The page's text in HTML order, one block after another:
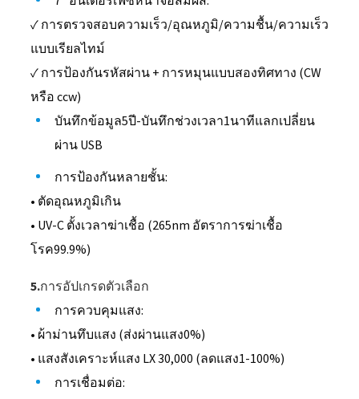
✓ การตรวจสอบความเร็ว/อุณหภูมิ/ความชื้น/ความเร็ว
แบบเรียลไทม์
✓ การป้องกันรหัสผ่าน + การหมุนแบบสองทิศทาง (CW
หรือ ccw)
บันทึกข้อมูล5ปี-บันทึกช่วงเวลา1นาทีแลกเปลี่ยน
ผ่าน USB
การป้องกันหลายชั้น:
• ตัดอุณหภูมิเกิน
• UV-C ตั้งเวลาฆ่าเชื้อ (265nm อัตราการฆ่าเชื้อ
โรค99.9%)
5.การอัปเกรดตัวเลือก
การควบคุมแสง:
• ผ้าม่านทึบแสง (ส่งผ่านแสง0%)
• แสงสังเคราะห์แสง LX 30,000 (ลดแสง1-100%)
การเชื่อมต่อ: